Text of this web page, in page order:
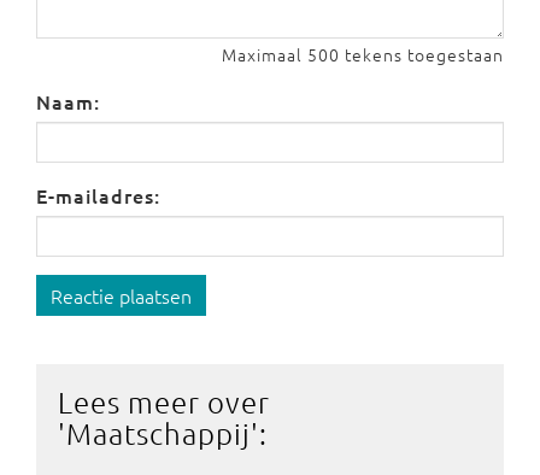
Maximaal 500 tekens toegestaan
Naam:
E-mailadres:
Reactie plaatsen
Lees meer over
'Maatschappij':